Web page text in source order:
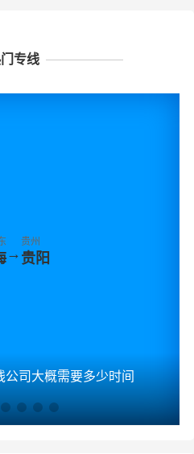
专线
→
贵州
贵阳
司大概需要多少时间